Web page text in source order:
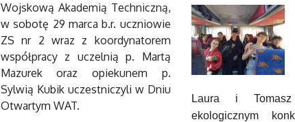
Wojskową Akademią Techniczną,
w sobotę 29 marca b.r. uczniowie
ZS nr 2 wraz z koordynatorem
współpracy z uczelnią p. Martą
Mazurek oraz opiekunem p.
Sylwią Kubik uczestniczyli w Dniu
Otwartym WAT.
Laura i Tomasz
ekologicznym